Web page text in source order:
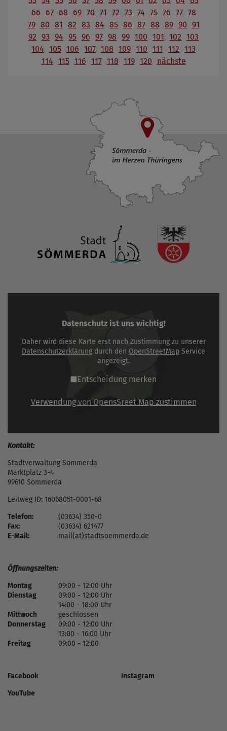
66
67 68 69 70 71 72 73 74 75 76 77 78
79 80 81 82 83 84 85 86 87 88 89 90 91
92 93 94 95 96 97 98 99 100 101 102 103
104 105 106 107 108 109 110 111 112 113
114 115 116 117 118 119 120 nächste
Datenschutz ist uns wichtig!
Daher wird diese Karte erst nach Zustimmung zu unserer
Datenschutzerklärung durch den OpenStreetMap Service
angezeigt.
Entscheidung merken
Verwendung von OpensSreet Map zustimmen
Kontakt:
Stadtverwaltung Sömmerda
Marktplatz 3-4
99610 Sömmerda
Leitweg ID: 16068051-0001-68
Telefon:
(03634) 350-0
Fax:
(03634) 621477
E-Mail:
mail(at)stadtsoemmerda.de
Öffnungszeiten:
Montag
09:00 - 12:00 Uhr
Dienstag
09:00 - 12:00 Uhr
14:00 - 18:00 Uhr
Mittwoch
geschlossen
Donnerstag
09:00 - 12:00 Uhr
13:00 - 16:00 Uhr
Freitag
09:00 - 12:00
Facebook
Instagram
YouTube